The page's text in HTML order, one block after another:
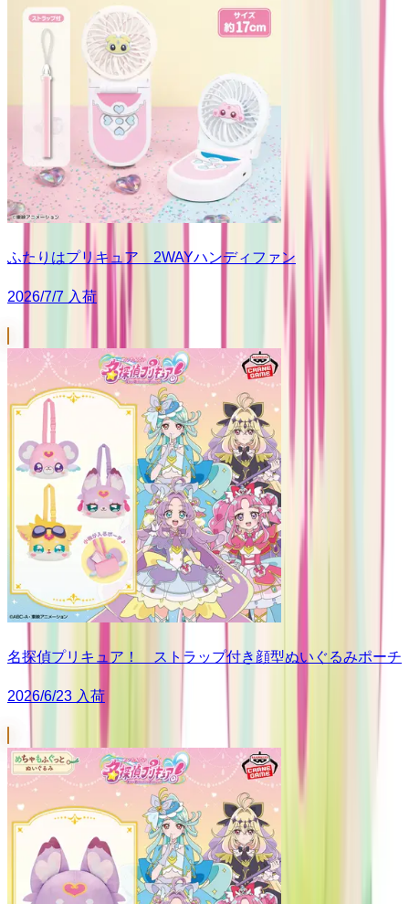
ふたりはプリキュア 2WAYハンディファン
2026/7/7 入荷
名探偵プリキュア！ ストラップ付き顔型ぬいぐるみポーチ
2026/6/23 入荷